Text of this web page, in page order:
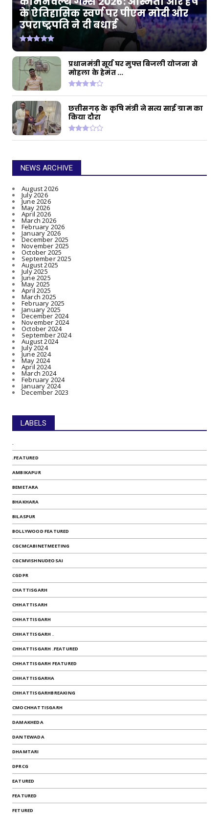
के ऐतिहासिक स्वर्ण पर पीएम मोदी और
उपराष्ट्रपति ने दी बधाई
प्रधानमंत्री सूर्य घर मुफ्त बिजली योजना से
मोहला के हेमंत ...
छत्तीसगढ़ के कृषि मंत्री ने सत्य साई ग्राम का
किया दौरा
NEWS ARCHIVE
August 2026
July 2026
June 2026
May 2026
April 2026
March 2026
February 2026
January 2026
December 2025
November 2025
October 2025
September 2025
August 2025
July 2025
June 2025
May 2025
April 2025
March 2025
February 2025
January 2025
December 2024
November 2024
October 2024
September 2024
August 2024
July 2024
June 2024
May 2024
April 2024
March 2024
February 2024
January 2024
December 2023
LABELS
.
.FEATURED
AMBIKAPUR
BEMETARA
BHAKHARA
BILASPUR
BOLLYWOOD FEATURED
CGCMCABINETMEETING
CGCMVISHNUDEOSAI
CGDPR
CHATTISGARH
CHHATTISARH
CHHATTISGARH
CHHATTISGARH .
CHHATTISGARH .FEATURED
CHHATTISGARH FEATURED
CHHATTISGARHA
CHHATTISGARHBREAKING
CMOCHHATTISGARH
DAMAKHEDA
DANTEWADA
DHAMTARI
DPRCG
EATURED
FEATURED
FETURED